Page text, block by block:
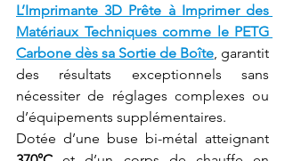
L’Imprimante 3D Prête à Imprimer des
Matériaux Techniques comme le PETG
Carbone dès sa Sortie de Boîte , garantit
des résultats exceptionnels sans
nécessiter de réglages complexes ou
d’équipements supplémentaires.